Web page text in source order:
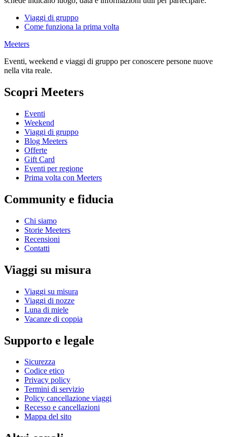
Viaggi di gruppo
Come funziona la prima volta
Meeters
Eventi, weekend e viaggi di gruppo per conoscere persone nuove
nella vita reale.
Scopri Meeters
Eventi
Weekend
Viaggi di gruppo
Blog Meeters
Offerte
Gift Card
Eventi per regione
Prima volta con Meeters
Community e fiducia
Chi siamo
Storie Meeters
Recensioni
Contatti
Viaggi su misura
Viaggi su misura
Viaggi di nozze
Luna di miele
Vacanze di coppia
Supporto e legale
Sicurezza
Codice etico
Privacy policy
Termini di servizio
Policy cancellazione viaggi
Recesso e cancellazioni
Mappa del sito